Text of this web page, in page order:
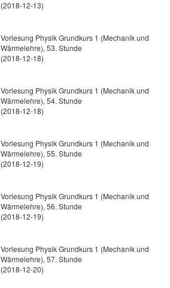
(2018-12-13)
Vorlesung Physik Grundkurs 1 (Mechanik und
Wärmelehre), 53. Stunde
(2018-12-18)
Vorlesung Physik Grundkurs 1 (Mechanik und
Wärmelehre), 54. Stunde
(2018-12-18)
Vorlesung Physik Grundkurs 1 (Mechanik und
Wärmelehre), 55. Stunde
(2018-12-19)
Vorlesung Physik Grundkurs 1 (Mechanik und
Wärmelehre), 56. Stunde
(2018-12-19)
Vorlesung Physik Grundkurs 1 (Mechanik und
Wärmelehre), 57. Stunde
(2018-12-20)